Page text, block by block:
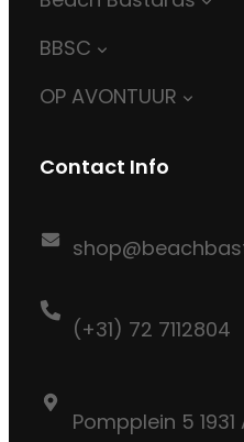
BBSC
OP AVONTUUR
Contact Info
(+31) 72 7112804
Pompplein 5 1931